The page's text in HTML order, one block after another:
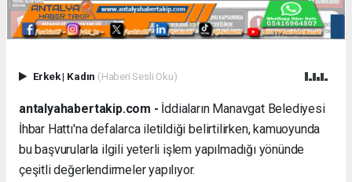
Erkek| Kadın (Haberi Sesli Oku)
antalyahabertakip.com - İddiaların Manavgat Belediyesi
İhbar Hattı'na defalarca iletildiği belirtilirken, kamuoyunda
bu başvurularla ilgili yeterli işlem yapılmadığı yönünde
çeşitli değerlendirmeler yapılıyor.